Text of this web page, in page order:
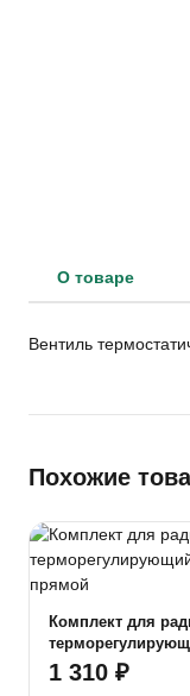
О товаре
Вентиль
Похожие
Комплект для
3/4" прямой
1 310 ₽